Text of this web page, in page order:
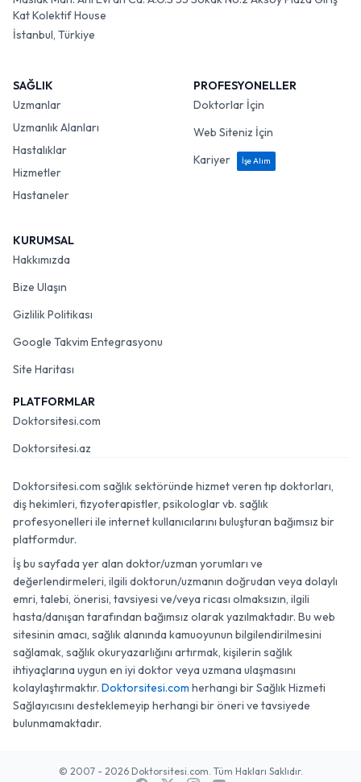
Kat Kolektif House
İstanbul, Türkiye
SAĞLIK
Uzmanlar
Uzmanlık Alanları
Hastalıklar
Hizmetler
Hastaneler
PROFESYONELLER
Doktorlar İçin
Web Siteniz İçin
Kariyer
İşe Alım
KURUMSAL
Hakkımızda
Bize Ulaşın
Gizlilik Politikası
Google Takvim Entegrasyonu
Site Haritası
PLATFORMLAR
Doktorsitesi.com
Doktorsitesi.az
Doktorsitesi.com sağlık sektöründe hizmet veren tıp doktorları,
diş hekimleri, fizyoterapistler, psikologlar vb. sağlık
profesyonelleri ile internet kullanıcılarını buluşturan bağımsız bir
platformdur.
İş bu sayfada yer alan doktor/uzman yorumları ve
değerlendirmeleri, ilgili doktorun/uzmanın doğrudan veya dolaylı
emri, talebi, önerisi, tavsiyesi ve/veya ricası olmaksızın, ilgili
hasta/danışan tarafından bağımsız olarak yazılmaktadır. Bu web
sitesinin amacı, sağlık alanında kamuoyunun bilgilendirilmesini
sağlamak, sağlık okuryazarlığını artırmak, kişilerin sağlık
ihtiyaçlarına uygun en iyi doktor veya uzmana ulaşmasını
kolaylaştırmaktır. Doktorsitesi.com herhangi bir Sağlık Hizmeti
Sağlayıcısını desteklemeyip herhangi bir öneri ve tavsiyede
bulunmamaktadır.
© 2007 - 2026 Doktorsitesi.com. Tüm Hakları Saklıdır.